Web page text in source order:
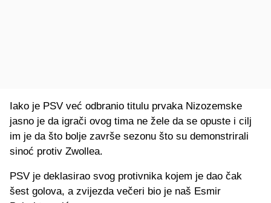
Iako je PSV već odbranio titulu prvaka Nizozemske
jasno je da igrači ovog tima ne žele da se opuste i cilj
im je da što bolje završe sezonu što su demonstrirali
sinoć protiv Zwollea.
PSV je deklasirao svog protivnika kojem je dao čak
šest golova, a zvijezda večeri bio je naš Esmir